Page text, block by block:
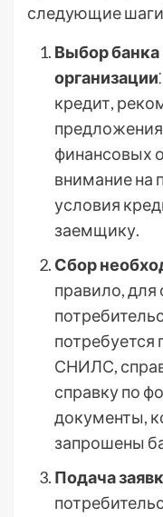
следующие
Выбор
организации
кредит,
финансовых
внимание на
условия
заемщику.
Сбор
правило,
потребуется
СНИЛС,
справку по
документы,
запрошены
Подача